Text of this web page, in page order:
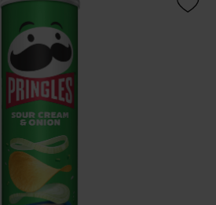
Heading